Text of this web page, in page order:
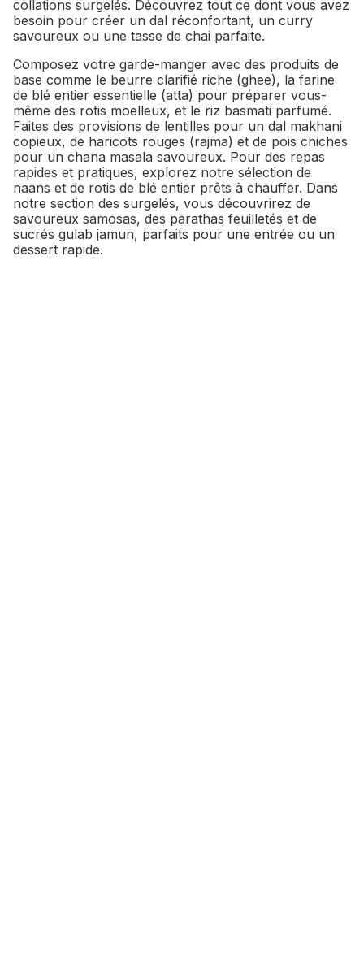
collations surgelés. Découvrez tout ce dont vous avez
besoin pour créer un dal réconfortant, un curry
savoureux ou une tasse de chai parfaite.
Composez votre garde-manger avec des produits de
base comme le beurre clarifié riche (ghee), la farine
de blé entier essentielle (atta) pour préparer vous-
même des rotis moelleux, et le riz basmati parfumé.
Faites des provisions de lentilles pour un dal makhani
copieux, de haricots rouges (rajma) et de pois chiches
pour un chana masala savoureux. Pour des repas
rapides et pratiques, explorez notre sélection de
naans et de rotis de blé entier prêts à chauffer. Dans
notre section des surgelés, vous découvrirez de
savoureux samosas, des parathas feuilletés et de
sucrés gulab jamun, parfaits pour une entrée ou un
dessert rapide.